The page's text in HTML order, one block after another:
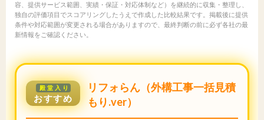
容、提供サービス範囲、実績・保証・対応体制など）を継続的に収集・整理し、
独自の評価項目でスコアリングしたうえで作成した比較結果です。掲載後に提供
条件や対応範囲が変更される場合がありますので、最終判断の前に必ず各社の最
新情報をご確認ください。
殿堂入り
おすすめ
リフォらん（外構工事一括見積
もり.ver）